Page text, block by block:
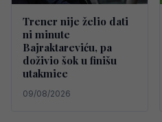
Trener nije želio dati
ni minute
Bajraktareviću, pa
doživio šok u finišu
utakmice
09/08/2026